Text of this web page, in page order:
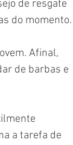
de resgate
do momento.
Afinal,
de barbas e
a tarefa de